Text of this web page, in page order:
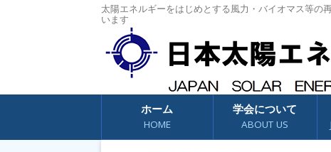
太陽エネルギーをはじめとする風力・バイオマス等の
います
コンテンツへスキップ
ホーム
HOME
学会について
ABOUT US